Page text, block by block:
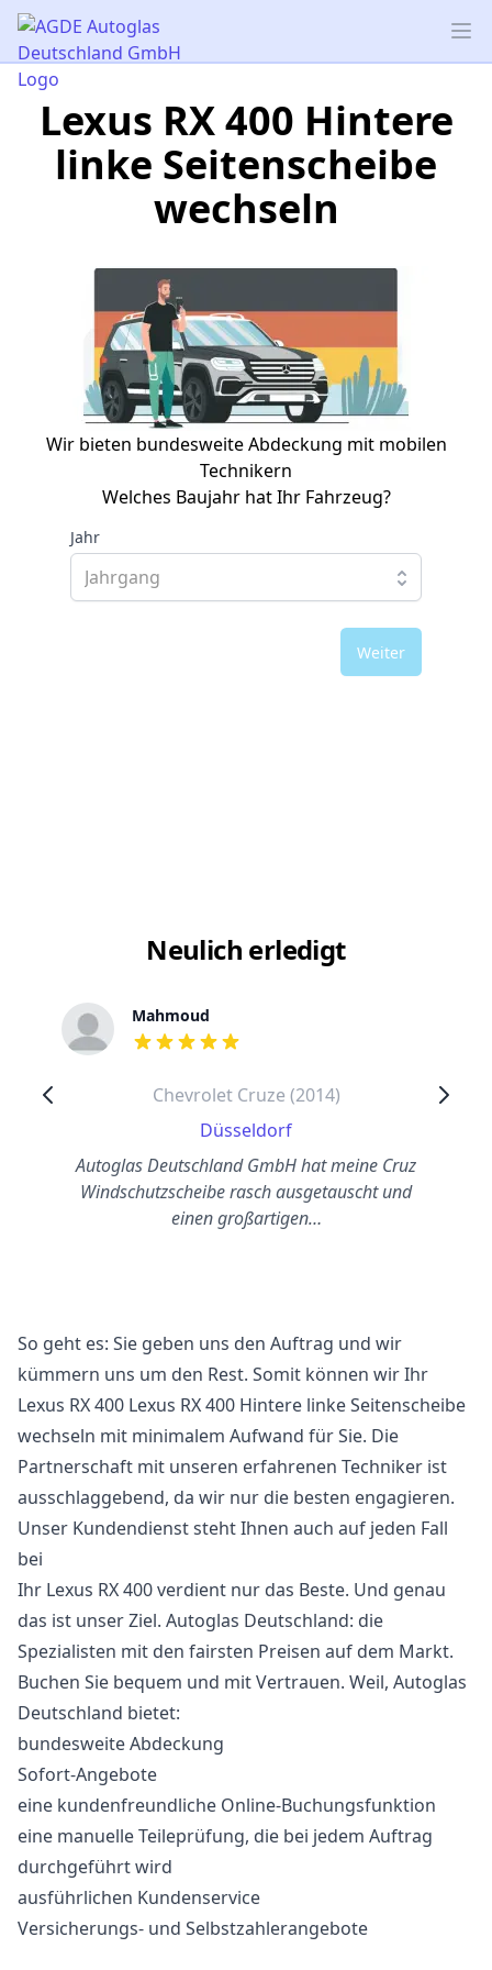
AGDE Autoglas Deutschland GmbH
Lexus RX 400 Hintere
linke Seitenscheibe
wechseln
Wir bieten bundesweite Abdeckung mit mobilen
Technikern
Welches Baujahr hat Ihr Fahrzeug?
Jahr
Weiter
Neulich erledigt
Mahmoud
out of 5 stars
Chevrolet Cruze (2014)
Düsseldorf
Autoglas Deutschland GmbH hat meine Cruz
Windschutzscheibe rasch ausgetauscht und
einen großartigen…
So geht es: Sie geben uns den Auftrag und wir
kümmern uns um den Rest. Somit können wir Ihr
Lexus RX 400 Lexus RX 400 Hintere linke Seitenscheibe
wechseln mit minimalem Aufwand für Sie. Die
Partnerschaft mit unseren erfahrenen Techniker ist
ausschlaggebend, da wir nur die besten engagieren.
Unser Kundendienst steht Ihnen auch auf jeden Fall
bei
Ihr Lexus RX 400 verdient nur das Beste. Und genau
das ist unser Ziel. Autoglas Deutschland: die
Spezialisten mit den fairsten Preisen auf dem Markt.
Buchen Sie bequem und mit Vertrauen. Weil, Autoglas
Deutschland bietet:
bundesweite Abdeckung
Sofort-Angebote
eine kundenfreundliche Online-Buchungsfunktion
eine manuelle Teileprüfung, die bei jedem Auftrag
durchgeführt wird
ausführlichen Kundenservice
Versicherungs- und Selbstzahlerangebote